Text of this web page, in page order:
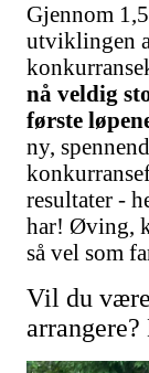
Gjennom
utviklingen
nå veldig
første
ny,
resultater -
har! Øving,
så vel som
Vil du